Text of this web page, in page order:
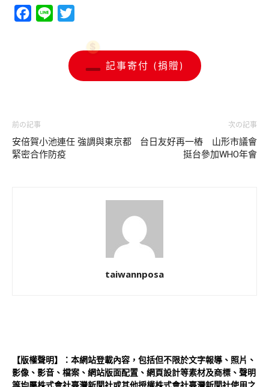
Facebook
Line
記事寄付 (捐贈)
前の記事
安倍賀小池連任 強調與東京都
緊密合作防疫
次の記事
台日友好再一樁 山形市議會
挺台參加WHO年會
taiwannposa
【版權聲明】：本網站登載內容，包括但不限於文字報導、照片、
影像、影音、檔案、網站版面配置、網頁設計等素材及商標、聲明